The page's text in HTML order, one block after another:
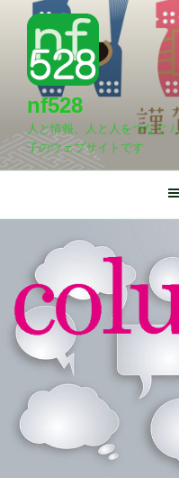
キ
キ
nf528
人と情報、人と人をつなぐ
子のウェブサイトです